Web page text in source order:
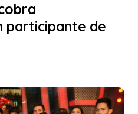
participante de